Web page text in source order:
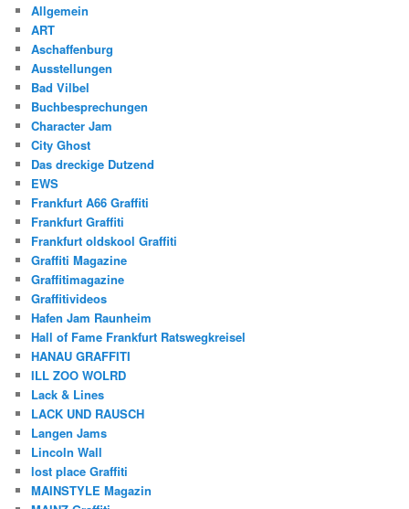
Allgemein
ART
Aschaffenburg
Ausstellungen
Bad Vilbel
Buchbesprechungen
Character Jam
City Ghost
Das dreckige Dutzend
EWS
Frankfurt A66 Graffiti
Frankfurt Graffiti
Frankfurt oldskool Graffiti
Graffiti Magazine
Graffitimagazine
Graffitivideos
Hafen Jam Raunheim
Hall of Fame Frankfurt Ratswegkreisel
HANAU GRAFFITI
ILL ZOO WOLRD
Lack & Lines
LACK UND RAUSCH
Langen Jams
Lincoln Wall
lost place Graffiti
MAINSTYLE Magazin